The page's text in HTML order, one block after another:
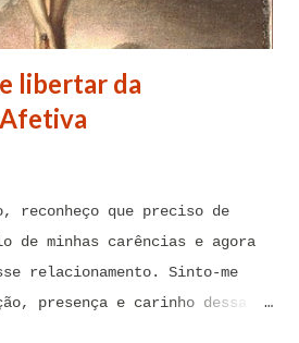
libertar da
reconheço que preciso de
de minhas carências e agora
relacionamento. Sinto-me
presença e carinho dessa